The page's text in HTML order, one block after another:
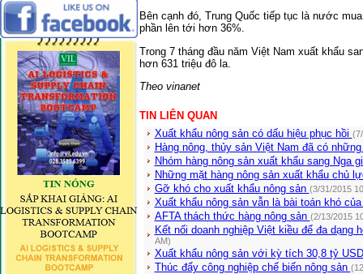
Bên cạnh đó, Trung Quốc tiếp tục là nước
phần lên tới hơn 36%.
Trong 7 tháng đầu năm Việt Nam xuất khẩu
hơn 631 triệu đô la.
Theo vinanet
TIN LIÊN QUAN
Xuất khẩu nông sản có dấu hiệu phục hồi
Hàng nông, thủy sản Việt Nam đã có
Nhóm hàng nông sản xuất khẩu sang Nga
Những mặt hàng nông sản xuất khẩu chủ
Gỡ khó cho xuất khẩu nông sản (3/31/2015
Xuất khẩu nông sản vẫn là bài toán khó
AFTA thách thức hàng nông sản (2/13/2015
Kết nối doanh nghiệp Việt kiều để đa dạng
AM)
Xuất khẩu nông sản với kỳ tích 30,8 tỷ
Thúc đẩy công nghiệp chế biến nông sản